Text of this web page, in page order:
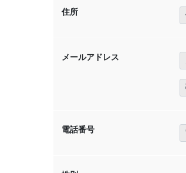
住所
メールアドレス
電話番号